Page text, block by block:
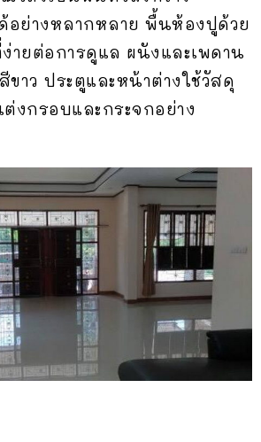
อย่างหลากหลาย พื้นห้องปูด้วย
ายต่อการดูแล ผนังและเพดาน
าว ประตูและหน้าต่างใช้วัสดุ
งกรอบและกระจกอย่าง